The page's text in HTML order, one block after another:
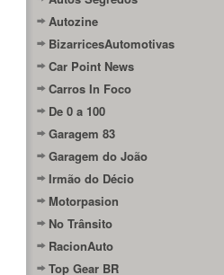
Autozine
BizarricesAutomotivas
Car Point News
Carros In Foco
De 0 a 100
Garagem 83
Garagem do João
Irmão do Décio
Motorpasion
No Trânsito
RacionAuto
Top Gear BR